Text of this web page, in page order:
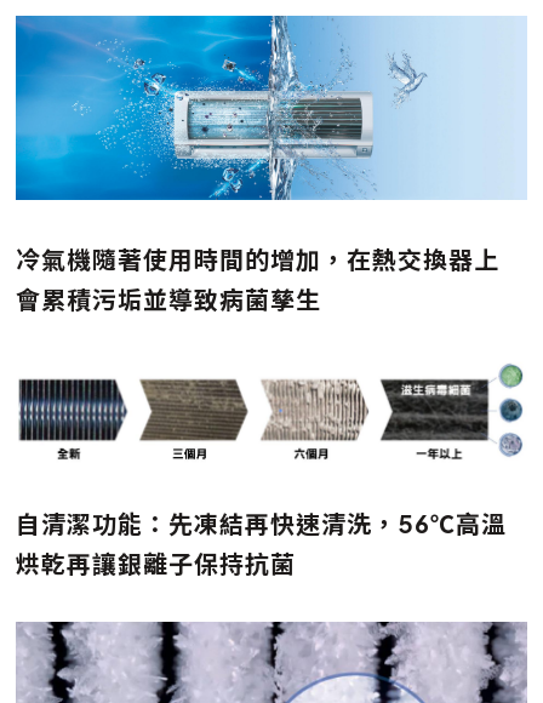
冷氣機隨著使用時間的增加，在熱交換器上
會累積污垢並導致病菌孳生
自清潔功能：先凍結再快速清洗，56℃高溫
烘乾再讓銀離子保持抗菌